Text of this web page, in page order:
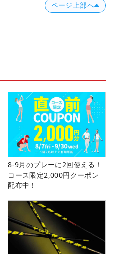
ページ上部へ
8-9月のプレーに2回使える！
コース限定2,000円クーポン
配布中！